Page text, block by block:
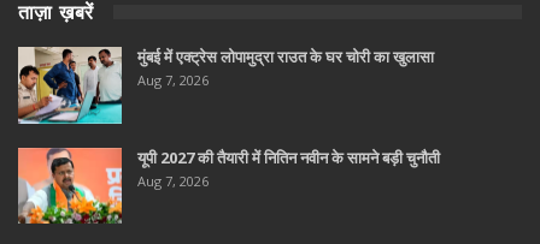
ताज़ा ख़बरें
मुंबई में एक्ट्रेस लोपामुद्रा राउत के घर चोरी का खुलासा
Aug 7, 2026
यूपी 2027 की तैयारी में नितिन नवीन के सामने बड़ी चुनौती
Aug 7, 2026